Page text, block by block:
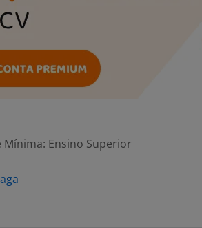
Mínima: Ensino Superior